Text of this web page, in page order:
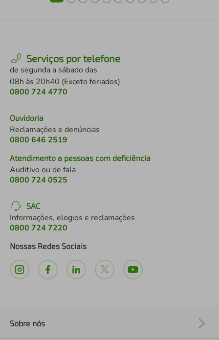
Serviços por telefone
de segunda a sábado das
08h às 20h40 (Exceto feriados)
0800 724 4770
Ouvidoria
Reclamações e denúncias
0800 646 2519
Atendimento a pessoas com deficiência
Auditivo ou de fala
0800 724 0525
SAC
Informações, elogios e reclamações
0800 724 7220
Nossas Redes Sociais
Sobre nós